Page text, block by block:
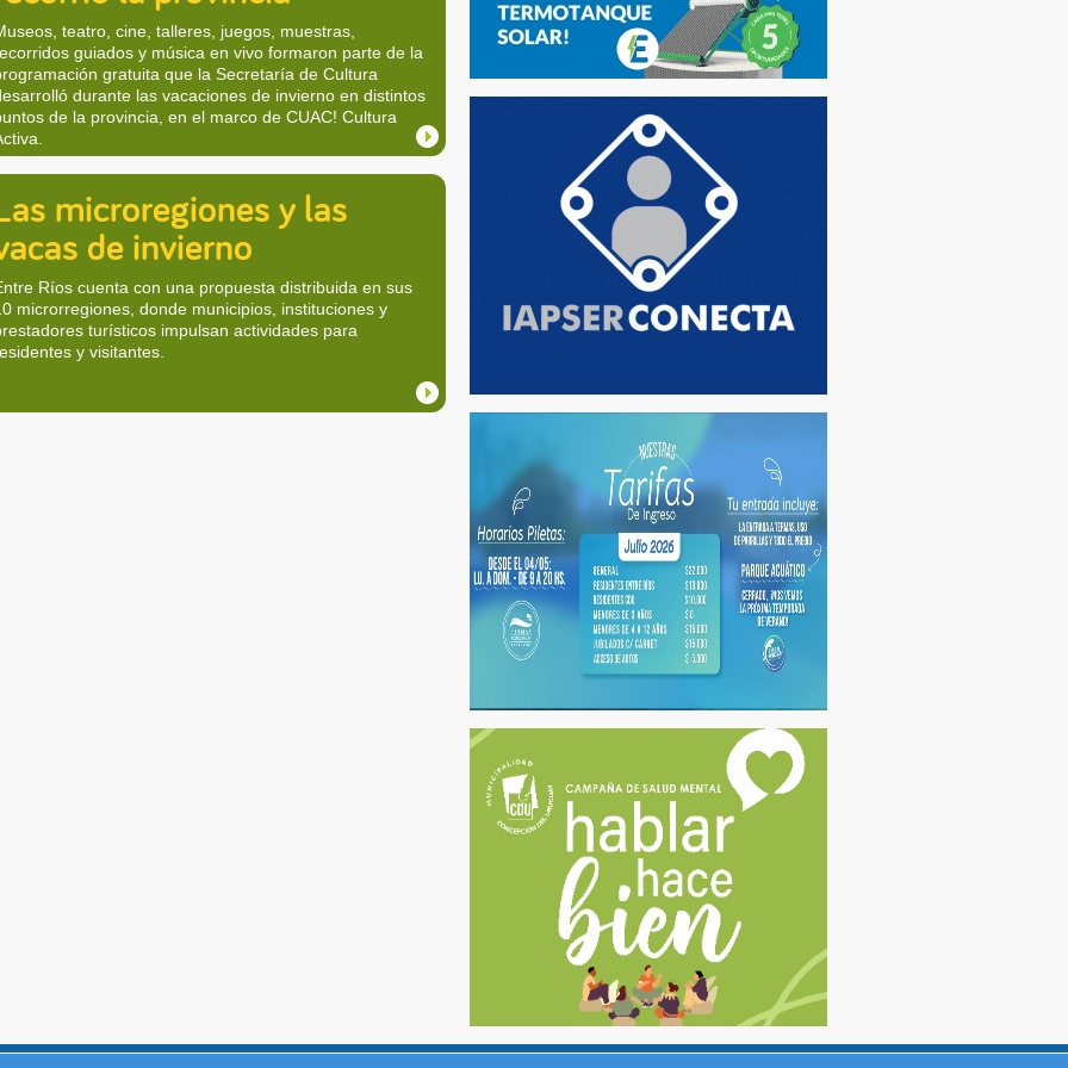
teatro, cine, talleres, juegos, muestras,
guiados y música en vivo formaron parte de la
gratuita que la Secretaría de Cultura
durante las vacaciones de invierno en distintos
de la provincia, en el marco de CUAC! Cultura
microregiones y las
de invierno
Ríos cuenta con una propuesta distribuida en sus
microrregiones, donde municipios, instituciones y
turísticos impulsan actividades para
y visitantes.